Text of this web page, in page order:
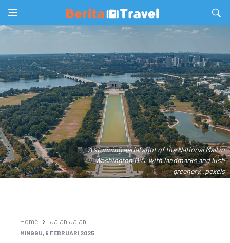
A stunning aerial shot of the National Mall in
Washington D.C. with landmarks and lush
greenery. .pexels
Home Jalan Jalan
MINGGU, 9 FEBRUARI 2025